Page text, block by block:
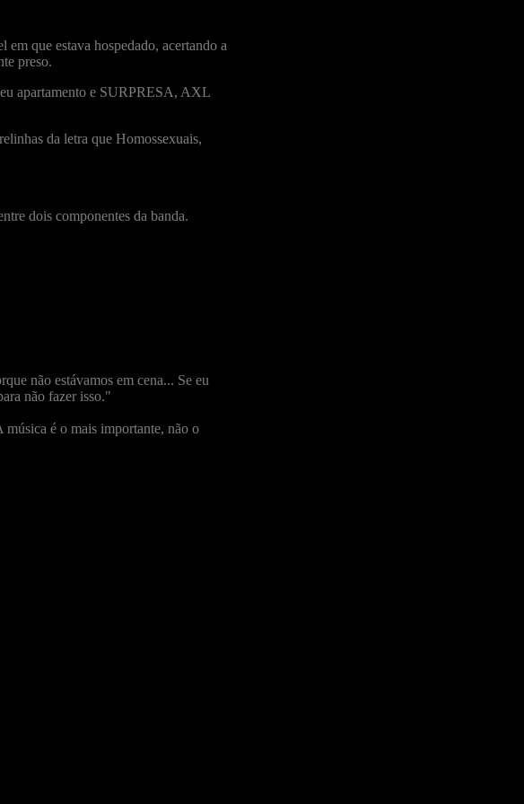
que estava hospedado, acertando a
preso.
apartamento e SURPRESA, AXL
da letra que Homossexuais,
dois componentes da banda.
não estávamos em cena... Se eu
não fazer isso."
música é o mais importante, não o